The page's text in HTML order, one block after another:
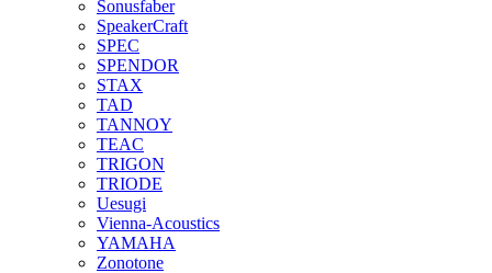
Sonusfaber
SpeakerCraft
SPEC
SPENDOR
STAX
TAD
TANNOY
TEAC
TRIGON
TRIODE
Uesugi
Vienna-Acoustics
YAMAHA
Zonotone